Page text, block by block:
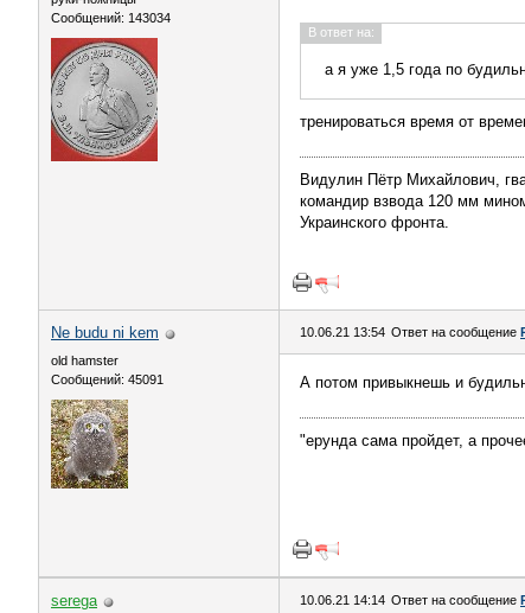
Сообщений: 143034
В ответ на:
а я уже 1,5 года по
тренироваться время от
Видулин Пётр Михайлович,
командир взвода 120 мм
Украинского фронта.
Ne budu ni kem
old hamster
Сообщений: 45091
10.06.21 13:54 Ответ на сообщение
А потом привыкнешь и
"ерунда сама пройдет, а
serega 10.06.21 14:14 Ответ на сообщение